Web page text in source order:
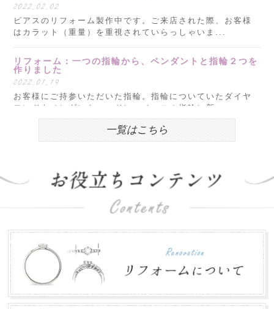
2022.02.02
ピアスのリフォーム製作中です。ご来店された際、お客様
はカラット（重量）を重視されていらっしゃいま...
リフォーム：一つの指輪から、ペンダントと指輪２つを
作りました
2022.01.19
お客様にご持参いただいた指輪。指輪についていたダイヤ
モンドをペンダントヘッドに、ベースの指輪に新...
明けましておめでとうございます。
しくお願いいたします。 昨年度は、おかげさま...
平素は格別のお引き立てを賜わり厚くお礼申し上げます。
株式会社郡司宝石は、お盆期間中も通常営業致し...
ゴールデンウィークの営業について
2018.04.16
平素は格別のお引き立てを賜わり厚くお礼申し上げます。
一覧はこちら